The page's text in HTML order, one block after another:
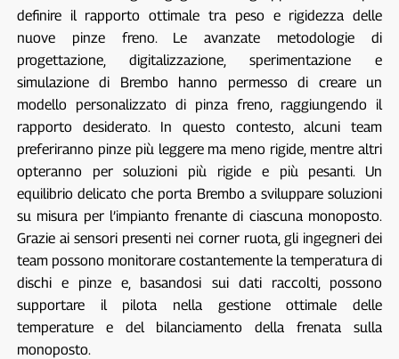
definire il rapporto ottimale tra peso e rigidezza delle
nuove pinze freno. Le avanzate metodologie di
progettazione, digitalizzazione, sperimentazione e
simulazione di Brembo hanno permesso di creare un
modello personalizzato di pinza freno, raggiungendo il
rapporto desiderato. In questo contesto, alcuni team
preferiranno pinze più leggere ma meno rigide, mentre altri
opteranno per soluzioni più rigide e più pesanti. Un
equilibrio delicato che porta Brembo a sviluppare soluzioni
su misura per l’impianto frenante di ciascuna monoposto.
Grazie ai sensori presenti nei corner ruota, gli ingegneri dei
team possono monitorare costantemente la temperatura di
dischi e pinze e, basandosi sui dati raccolti, possono
supportare il pilota nella gestione ottimale delle
temperature e del bilanciamento della frenata sulla
monoposto.